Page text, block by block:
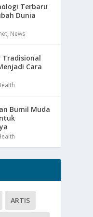
Terbaru
Dunia
, News
Tradisional
Cara
Bumil Muda
ARTIS